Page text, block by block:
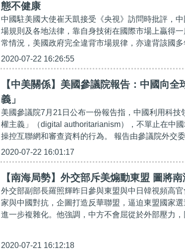
態不健康
中國駐美國大使崔天凱接受《央視》訪問時批評，
場規則及各地法律，靠自身技術在國際市場上贏得
常情況，美國政府完全違背市場規律，亦違背該國
2020-07-22 16:26:55
【中美關係】美國參議院報告：中國向全
義」
美國參議院7月21日公布一份報告指，中國利用科技
權主義」（digital authoritarianism），不單止在中國
操控互聯網和審查資料的行為。 報告由參議院外交
2020-07-22 16:01:17
【南海局勢】外交部斥美煽動東盟 圖將
外交部副部長羅照輝昨日參與東盟與中日韓視頻高
家與中國對抗，企圖打造反華聯盟，逼迫東盟國家
進一步複雜化。他強調，中方不會屈從於外部壓力
2020-07-21 16:12:18